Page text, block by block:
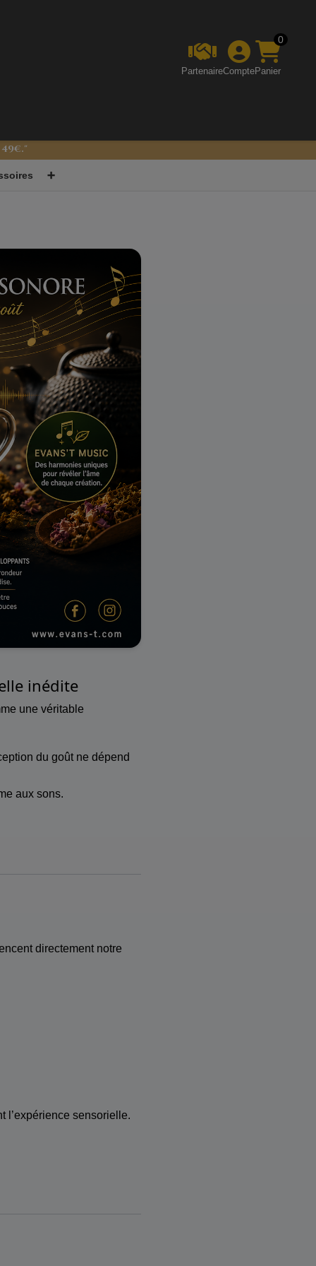
PartenaireCompte
0
Panier
➕
inédite
une véritable
du goût ne dépend
aux sons.
directement notre
l’expérience sensorielle.